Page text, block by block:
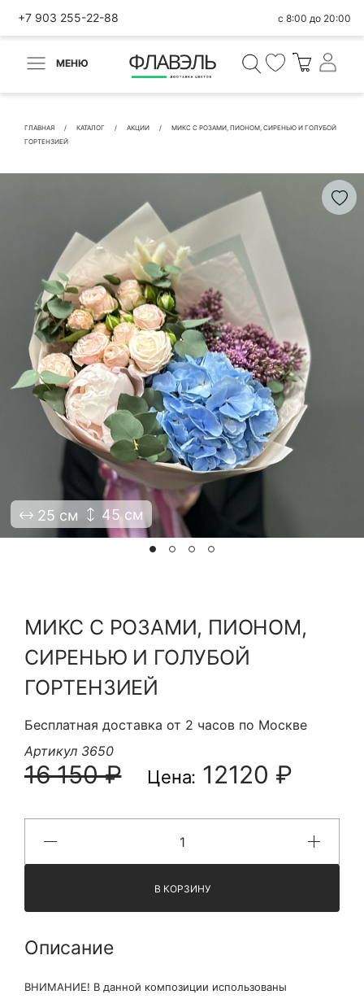
+7 903 255-22-88 с 8:00 до 20:00
МЕНЮ
ГЛАВНАЯ КАТАЛОГ АКЦИИ
МИКС С РОЗАМИ, ПИОНОМ, СИРЕНЬЮ И ГОЛУБОЙ
ГОРТЕНЗИЕЙ
25 см 45 см
МИКС С РОЗАМИ, ПИОНОМ,
СИРЕНЬЮ И ГОЛУБОЙ
ГОРТЕНЗИЕЙ
Бесплатная доставка от 2 часов по Москве
Артикул 3650
16 150 ₽ Цена: 12120 ₽
В КОРЗИНУ
Описание
ВНИМАНИЕ! В данной композиции использованы
ВЕРНУТЬСЯ
Быстрая покупка
КОНТАКТНЫЕ ДАННЫЕ
БЫСТРАЯ ПОКУПКА
Я принимаю Политику конфиденциальности и
Правила использования сайта ФЛАВЭЛЬ. Мы не
продаем ваши данные и храним их в безопасности